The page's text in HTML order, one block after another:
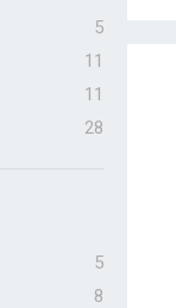
5
11
11
28
5
8